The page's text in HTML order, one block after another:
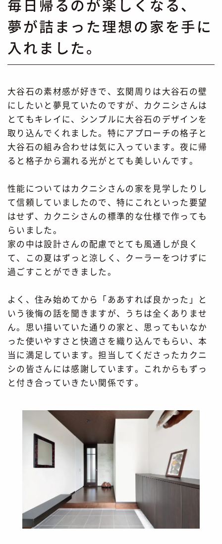
毎日帰るのが楽しくなる、
夢が詰まった理想の家を手に
入れました。
大谷石の素材感が好きで、玄関周りは大谷石の壁
にしたいと夢見ていたのですが、カクニシさんは
とてもキレイに、シンプルに大谷石のデザインを
取り込んでくれました。特にアプローチの格子と
大谷石の組み合わせは気に入っています。夜に帰
ると格子から漏れる光がとても美しいんです。
性能についてはカクニシさんの家を見学したりし
て信頼していましたので、特にこれといった要望
はせず、カクニシさんの標準的な仕様で作っても
らいました。
家の中は設計さんの配慮でとても風通しが良く
て、この夏はずっと涼しく、クーラーをつけずに
過ごすことができました。
よく、住み始めてから「ああすれば良かった」と
いう後悔の話を聞きますが、うちは全くありませ
ん。思い描いていた通りの家と、思ってもいなか
った使いやすさと快適さを織り込んでもらい、本
当に満足しています。担当してくださったカクニ
シの皆さんには感謝しています。これからもずっ
と付き合っていきたい関係です。